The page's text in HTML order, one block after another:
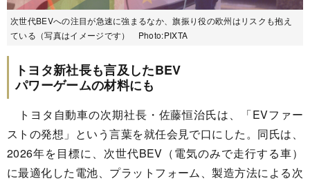
次世代BEVへの注目が急速に強まるなか、旗振り役の欧州はリスクも抱え
ている（写真はイメージです） Photo:PIXTA
トヨタ新社長も言及したBEV
パワーゲームの材料にも
トヨタ自動車の次期社長・佐藤恒治氏は、「EVファー
ストの発想」という言葉を就任会見で口にした。同氏は、
2026年を目標に、次世代BEV（電気のみで走行する車）
に最適化した電池、プラットフォーム、製造方法による次